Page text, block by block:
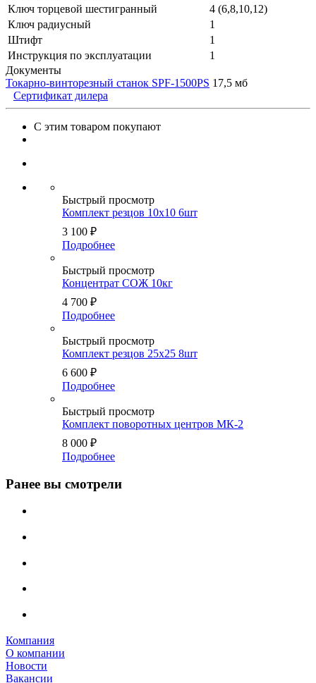
Ключ торцевой шестигранный
4 (6,8,10,12)
Ключ радиусный
1
Штифт
1
Инструкция по эксплуатации
1
Документы
Токарно-винторезный станок SPF-1500PS 17,5 мб
Сертификат дилера
С этим товаром покупают
Быстрый просмотр
Комплект резцов 10х10 6шт
3 100 ₽
Подробнее
Быстрый просмотр
Концентрат СОЖ 10кг
4 700 ₽
Подробнее
Быстрый просмотр
Комплект резцов 25х25 8шт
6 600 ₽
Подробнее
Быстрый просмотр
Комплект поворотных центров МК-2
8 000 ₽
Подробнее
Ранее вы смотрели
Компания
О компании
Новости
Вакансии